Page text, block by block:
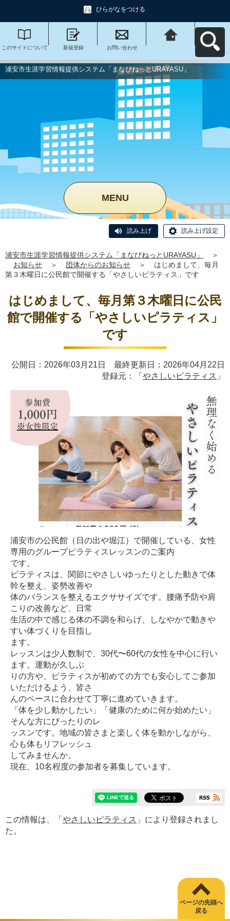
ひらがなをつける
このサイトについて 新規登録 お問い合わせ
びねっと
URAYASU」へ戻る
浦安市生涯学習情報提供システム「まなびねっとURAYASU」
MENU
読み上げ 読み上げ設定
浦安市生涯学習情報提供システム「まなびねっとURAYASU」
＞
お知らせ
＞ 団体からのお知らせ ＞
はじめまして、毎月
第３木曜日に公民館で開催する「やさしいピラティス」です
はじめまして、毎月第３木曜日に公民
館で開催する「やさしいピラティス」
です
公開日：2026年03月21日 最終更新日：2026年04月22日
登録元：「 やさしいピラティス 」
浦安市の公民館（日の出や堀江）で開催している、女性
専用のグループピラティスレッスンのご案内
です。
ピラティスは、関節にやさしいゆったりとした動きで体
幹を整え、姿勢改善や
体のバランスを整えるエクササイズです。腰痛予防や肩
こりの改善など、日常
生活の中で感じる体の不調を和らげ、しなやかで動きや
すい体づくりを目指し
ます。
レッスンは少人数制で、30代〜60代の女性を中心に行い
ます。運動が久しぶ
りの方や、ピラティスが初めての方でも安心してご参加
いただけるよう、皆さ
んのペースに合わせて丁寧に進めていきます。
「体を少し動かしたい」「健康のために何か始めたい」
そんな方にぴったりのレ
ッスンです。地域の皆さまと楽しく体を動かしながら、
心も体もリフレッシュ
してみませんか。
現在、10名程度の参加者を募集しています。
この情報は、「 やさしいピラティス 」により登録されまし
た。
ページの先頭へ
戻る